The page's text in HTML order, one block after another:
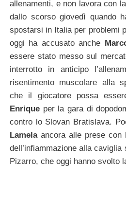
allenamenti, e non lavora con
dallo scorso giovedì quando
spostarsi in Italia per problemi
oggi ha accusato anche
essere stato messo sul
interrotto in anticipo
risentimento muscolare alla
che il giocatore possa
Enrique per la gara di
contro lo Slovan Bratislava.
Lamelaancora alle prese con
dell’infiammazione alla
Pizarro, che oggi hanno svolto